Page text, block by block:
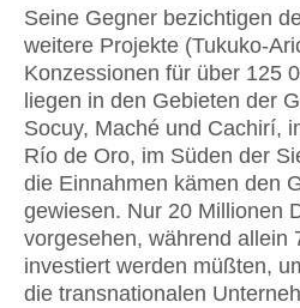
Seine Gegner bezichtigen
weitere Projekte (Tukuko-
Konzessionen für über 125
liegen in den Gebieten der
Socuy, Maché und Cachirí,
Río de Oro, im Süden der
die Einnahmen kämen den
gewiesen. Nur 20 Millionen
vorgesehen, während allein
investiert werden müßten,
die transnationalen